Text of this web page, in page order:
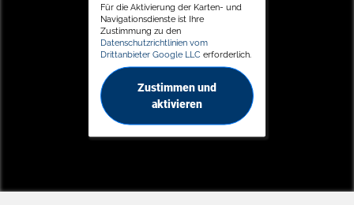
Für die Aktivierung der Karten- und
Navigationsdienste ist Ihre
Zustimmung zu den
Datenschutzrichtlinien vom
Drittanbieter Google LLC erforderlich.
Zustimmen und
aktivieren